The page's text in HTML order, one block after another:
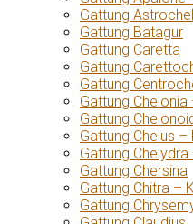
Gattung
Gattung Batagur
Gattung Caretta
Gattung
Gattung
Gattung
Gattung
Gattung Chelus
Gattung
Gattung Chersina
Gattung Chitra –
Gattung